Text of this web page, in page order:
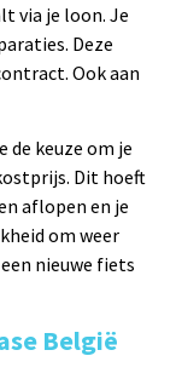
via je loon. Je
Deze
Ook aan
keuze om je
Dit hoeft
aflopen en je
om weer
nieuwe fiets
België